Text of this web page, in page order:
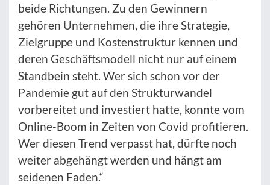
beide Richtungen. Zu den Gewinnern
gehören Unternehmen, die ihre Strategie,
Zielgruppe und Kostenstruktur kennen und
deren Geschäftsmodell nicht nur auf einem
Standbein steht. Wer sich schon vor der
Pandemie gut auf den Strukturwandel
vorbereitet und investiert hatte, konnte vom
Online-Boom in Zeiten von Covid profitieren.
Wer diesen Trend verpasst hat, dürfte noch
weiter abgehängt werden und hängt am
seidenen Faden.“